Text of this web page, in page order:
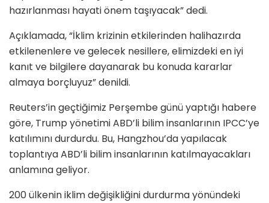
hazırlanması hayati önem taşıyacak” dedi.
Açıklamada, “İklim krizinin etkilerinden halihazırda
etkilenenlere ve gelecek nesillere, elimizdeki en iyi
kanıt ve bilgilere dayanarak bu konuda kararlar
almaya borçluyuz” denildi.
Reuters’in geçtiğimiz Perşembe günü yaptığı habere
göre, Trump yönetimi ABD’li bilim insanlarının IPCC’ye
katılımını durdurdu. Bu, Hangzhou’da yapılacak
toplantıya ABD’li bilim insanlarının katılmayacakları
anlamına geliyor.
200 ülkenin iklim değişikliğini durdurma yönündeki